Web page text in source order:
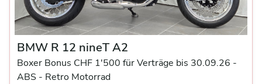
BMW R 12 nineT A2
Boxer Bonus CHF 1'500 für Verträge bis 30.09.26 -
ABS - Retro Motorrad